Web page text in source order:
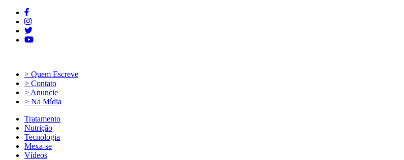
> Quem Escreve
> Contato
> Anuncie
> Na Mídia
Tratamento
Nutrição
Tecnologia
Mexa-se
Vídeos